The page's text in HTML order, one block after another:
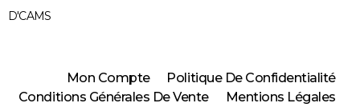
D'CAMS
Mon Compte
Politique De Confidentialité
Conditions Générales De Vente
Mentions Légales